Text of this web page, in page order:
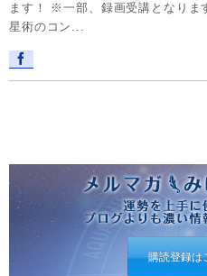
ます！ ※一部、録画受講となりま
星術のコン...
購読登録は